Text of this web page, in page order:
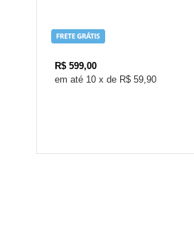
R$ 599,00
10 x de R$ 59,90